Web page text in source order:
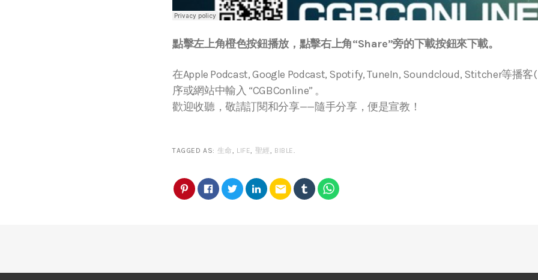
點擊左上角橙色按鈕播放，點擊右上角“Share”旁的下載按鈕來下載。
在Apple Podcast, Google Podcast, Spotify, TuneIn, Soundcloud, Stitcher等播
序或網站中輸入 “CGBConline” 。
歡迎收聽，敬請訂閱和分享——隨手分享，便是宣教！
TAGGED AS: 生命 LIFE 聖經 BIBLE
email